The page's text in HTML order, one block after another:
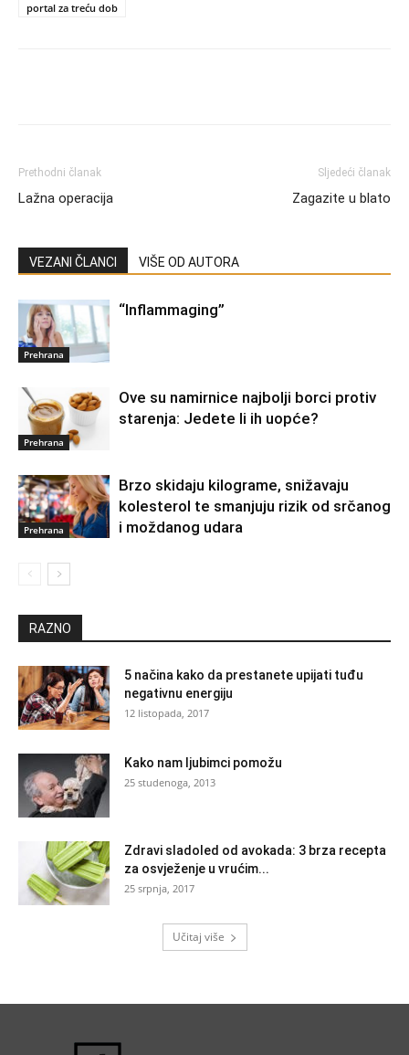
portal za treću dob
Prethodni članak
Lažna operacija
Sljedeći članak
Zagazite u blato
VEZANI ČLANCI VIŠE OD AUTORA
Prehrana
“Inflammaging”
Prehrana
Ove su namirnice najbolji borci protiv
starenja: Jedete li ih uopće?
Prehrana
Brzo skidaju kilograme, snižavaju
kolesterol te smanjuju rizik od srčanog
i moždanog udara
RAZNO
5 načina kako da prestanete upijati tuđu
negativnu energiju
12 listopada, 2017
Kako nam ljubimci pomožu
25 studenoga, 2013
Zdravi sladoled od avokada: 3 brza recepta
za osvježenje u vrućim...
25 srpnja, 2017
Učitaj više